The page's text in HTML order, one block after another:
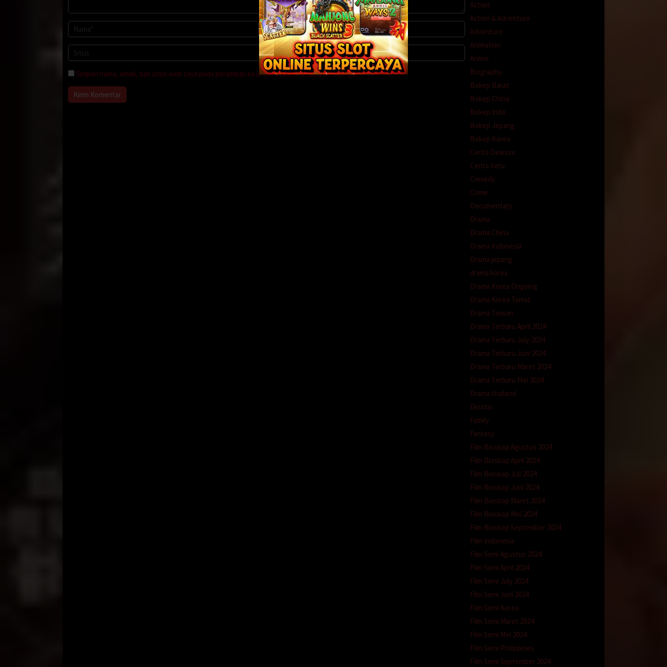
Simpan nama, email, dan situs web saya pada peramban ini untuk komentar saya berikutnya.
Action
Action & Adventure
Adventure
Animation
Anime
Biography
Bokep Barat
Bokep China
Bokep Indo
Bokep Jepang
Bokep Korea
Cerita Dewasa
Cerita Seru
Comedy
Crime
Documentary
Drama
Drama China
Drama Indonesia
Drama jepang
drama korea
Drama Korea Ongoing
Drama Korea Tamat
Drama Taiwan
Drama Terbaru April 2024
Drama Terbaru July 2024
Drama Terbaru Juni 2024
Drama Terbaru Maret 2024
Drama Terbaru Mei 2024
Drama thailand
Eksotis
Family
Fantasy
Film Bioskop Agustus 2024
Film Bioskop April 2024
Film Bioskop Juli 2024
Film Bioskop Juni 2024
Film Bioskop Maret 2024
Film Bioskop Mei 2024
Film Bioskop September 2024
Film Indonesia
Film Semi Agustus 2024
Film Semi April 2024
Film Semi July 2024
Film Semi Juni 2024
Film Semi Korea
Film Semi Maret 2024
Film Semi Mei 2024
Film Semi Philippines
Film Semi September 2024